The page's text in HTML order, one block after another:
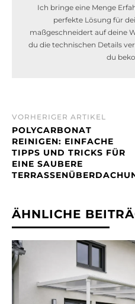
Ich bringe eine Menge
perfekte Lösung für
maßgeschneidert auf deine
du die technischen Details
du
VORHERIGER ARTIKEL
POLYCARBONAT
REINIGEN: EINFACHE
TIPPS UND TRICKS FÜR
EINE SAUBERE
ÄHNLICHE